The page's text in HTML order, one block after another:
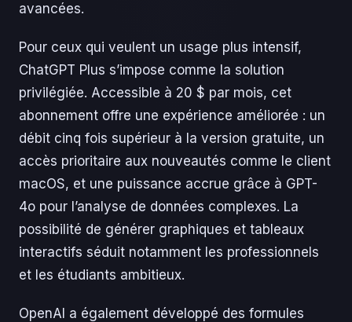
avancées.
Pour ceux qui veulent un usage plus intensif,
ChatGPT Plus s’impose comme la solution
privilégiée. Accessible à 20 $ par mois, cet
abonnement offre une expérience améliorée : un
débit cinq fois supérieur à la version gratuite, un
accès prioritaire aux nouveautés comme le client
macOS, et une puissance accrue grâce à GPT-
4o pour l’analyse de données complexes. La
possibilité de générer graphiques et tableaux
interactifs séduit notamment les professionnels
et les étudiants ambitieux.
OpenAI a également développé des formules